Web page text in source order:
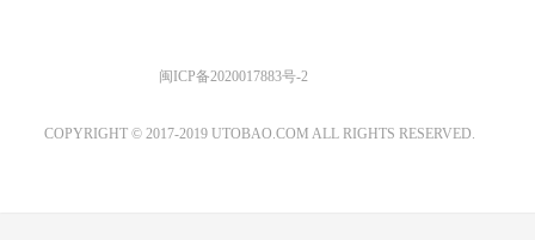
闽ICP备2020017883号-2
COPYRIGHT © 2017-2019 UTOBAO.COM ALL RIGHTS RESERVED.